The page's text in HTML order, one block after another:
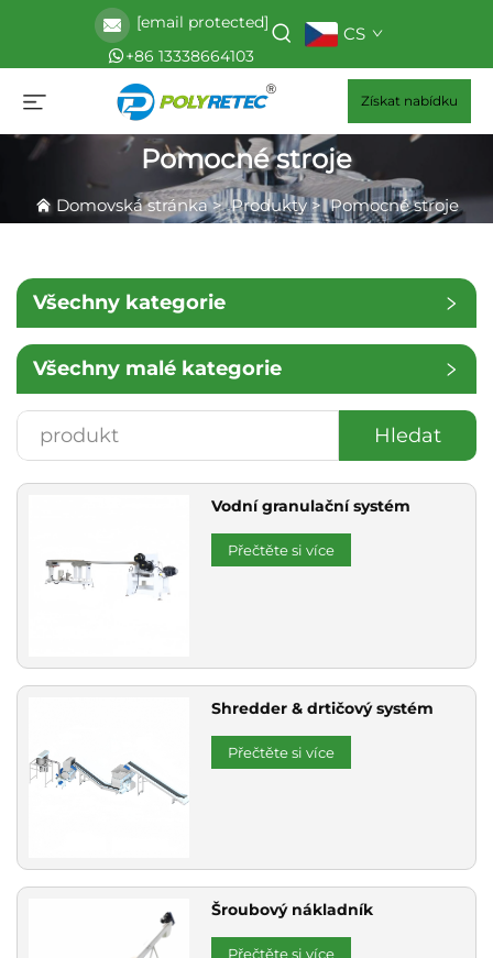
[email protected]
+86 13338664103
CS
Získat nabídku
Pomocné stroje
Domovská stránka>Produkty>Pomocné stroje
Všechny kategorie
Všechny malé kategorie
Hledat
Vodní granulační systém
Přečtěte si více
Shredder & drtičový systém
Přečtěte si více
Šroubový nákladník
Přečtěte si více